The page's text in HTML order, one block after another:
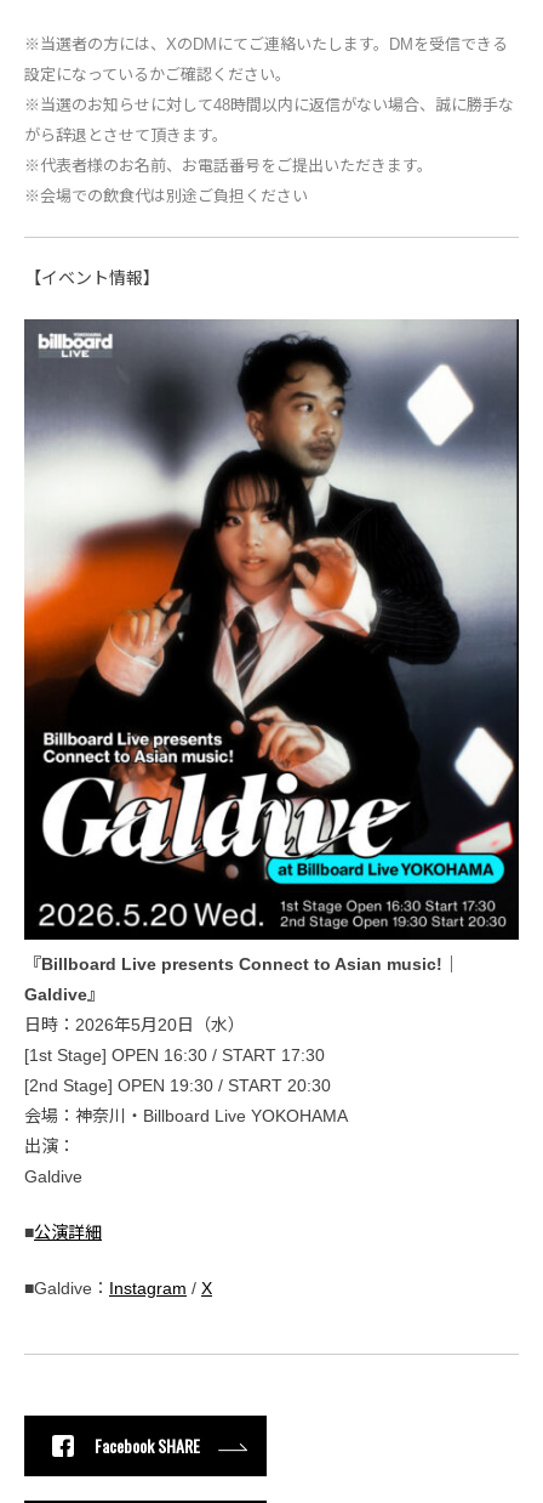
※当選者の方には、XのDMにてご連絡いたします。DMを受信できる
設定になっているかご確認ください。
※当選のお知らせに対して48時間以内に返信がない場合、誠に勝手な
がら辞退とさせて頂きます。
※代表者様のお名前、お電話番号をご提出いただきます。
※会場での飲食代は別途ご負担ください
【イベント情報】
『Billboard Live presents Connect to Asian music!｜
Galdive』
日時：2026年5月20日（水）
[1st Stage] OPEN 16:30 / START 17:30
[2nd Stage] OPEN 19:30 / START 20:30
会場：神奈川・Billboard Live YOKOHAMA
出演：
Galdive
■公演詳細
■Galdive： Instagram / X
Facebook SHARE